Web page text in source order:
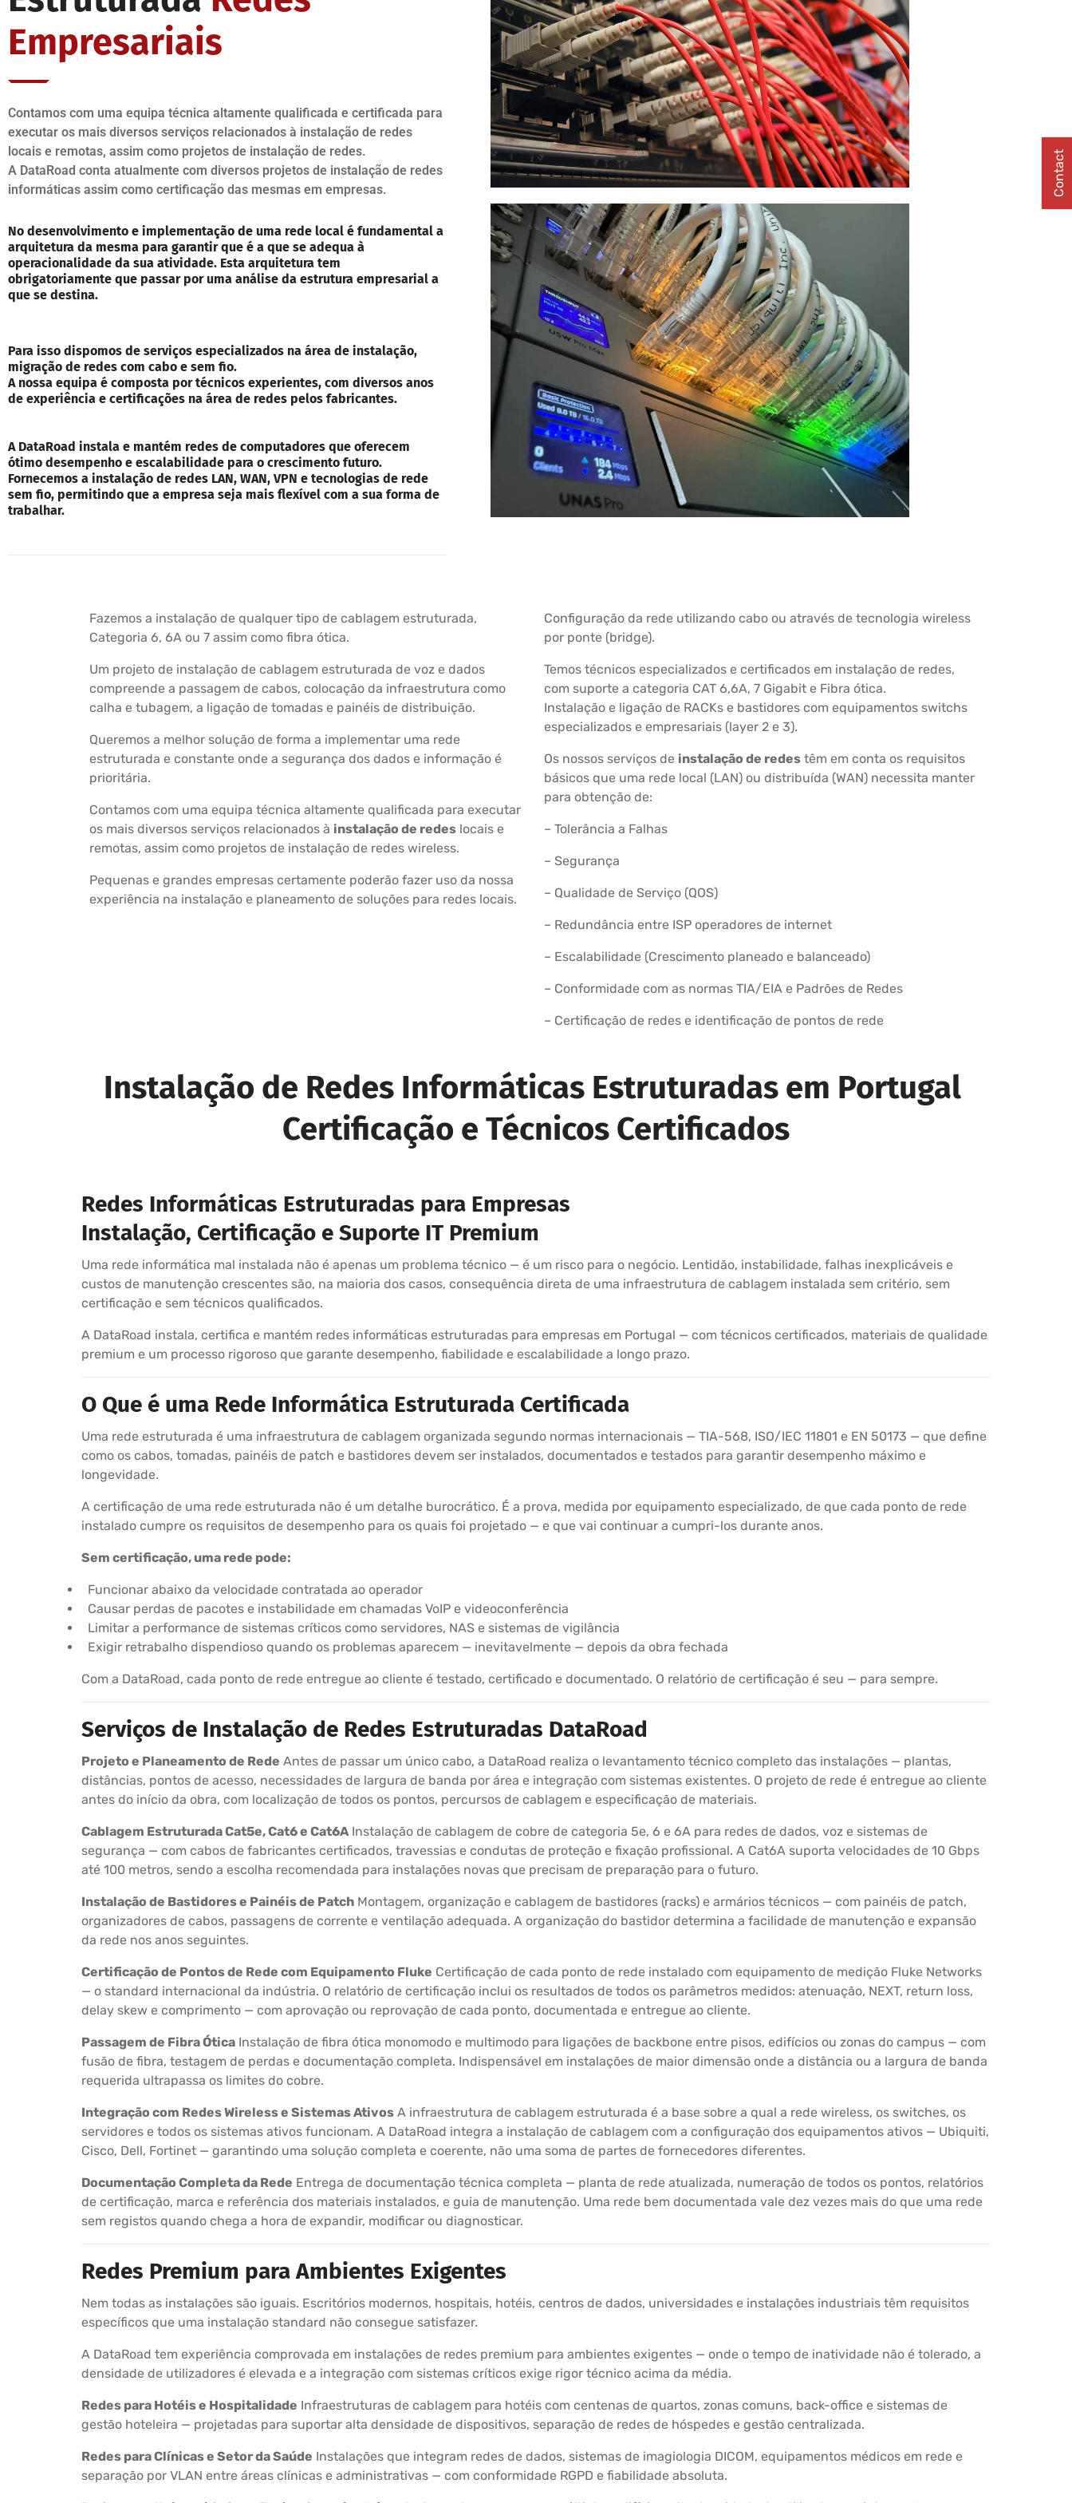
Empresariais
Contamos com uma equipa técnica altamente qualificada e certificada para
executar os mais diversos serviços relacionados à instalação de redes
locais e remotas, assim como projetos de instalação de redes.
A DataRoad conta atualmente com diversos projetos de instalação de redes
informáticas assim como certificação das mesmas em empresas.
No desenvolvimento e implementação de uma rede local é fundamental a
arquitetura da mesma para garantir que é a que se adequa à
operacionalidade da sua atividade. Esta arquitetura tem
obrigatoriamente que passar por uma análise da estrutura empresarial a
que se destina.
Para isso dispomos de serviços especializados na área de instalação,
migração de redes com cabo e sem fio.
A nossa equipa é composta por técnicos experientes, com diversos anos
de experiência e certificações na área de redes pelos fabricantes.
A DataRoad instala e mantém redes de computadores que oferecem
ótimo desempenho e escalabilidade para o crescimento futuro.
Fornecemos a instalação de redes LAN, WAN, VPN e tecnologias de rede
sem fio, permitindo que a empresa seja mais flexível com a sua forma de
trabalhar.
Fazemos a instalação de qualquer tipo de cablagem estruturada,
Categoria 6, 6A ou 7 assim como fibra ótica.
Um projeto de instalação de cablagem estruturada de voz e dados
compreende a passagem de cabos, colocação da infraestrutura como
calha e tubagem, a ligação de tomadas e painéis de distribuição.
Queremos a melhor solução de forma a implementar uma rede
estruturada e constante onde a segurança dos dados e informação é
prioritária.
Contamos com uma equipa técnica altamente qualificada para executar
os mais diversos serviços relacionados à instalação de redes locais e
remotas, assim como projetos de instalação de redes wireless.
Pequenas e grandes empresas certamente poderão fazer uso da nossa
experiência na instalação e planeamento de soluções para redes locais.
Configuração da rede utilizando cabo ou através de tecnologia wireless
por ponte (bridge).
Temos técnicos especializados e certificados em instalação de redes,
com suporte a categoria CAT 6,6A, 7 Gigabit e Fibra ótica.
Instalação e ligação de RACKs e bastidores com equipamentos switchs
especializados e empresariais (layer 2 e 3).
Os nossos serviços de instalação de redes têm em conta os requisitos
básicos que uma rede local (LAN) ou distribuída (WAN) necessita manter
para obtenção de:
– Tolerância a Falhas
– Segurança
– Qualidade de Serviço (QOS)
– Redundância entre ISP operadores de internet
– Escalabilidade (Crescimento planeado e balanceado)
– Conformidade com as normas TIA/EIA e Padrões de Redes
– Certificação de redes e identificação de pontos de rede
Instalação de Redes Informáticas Estruturadas em Portugal
Certificação e Técnicos Certificados
Redes Informáticas Estruturadas para Empresas
Instalação, Certificação e Suporte IT Premium
Uma rede informática mal instalada não é apenas um problema técnico — é um risco para o negócio. Lentidão, instabilidade, falhas inexplicáveis e
custos de manutenção crescentes são, na maioria dos casos, consequência direta de uma infraestrutura de cablagem instalada sem critério, sem
certificação e sem técnicos qualificados.
A DataRoad instala, certifica e mantém redes informáticas estruturadas para empresas em Portugal — com técnicos certificados, materiais de qualidade
premium e um processo rigoroso que garante desempenho, fiabilidade e escalabilidade a longo prazo.
O Que é uma Rede Informática Estruturada Certificada
Uma rede estruturada é uma infraestrutura de cablagem organizada segundo normas internacionais — TIA-568, ISO/IEC 11801 e EN 50173 — que define
como os cabos, tomadas, painéis de patch e bastidores devem ser instalados, documentados e testados para garantir desempenho máximo e
longevidade.
A certificação de uma rede estruturada não é um detalhe burocrático. É a prova, medida por equipamento especializado, de que cada ponto de rede
instalado cumpre os requisitos de desempenho para os quais foi projetado — e que vai continuar a cumpri-los durante anos.
Sem certificação, uma rede pode:
Funcionar abaixo da velocidade contratada ao operador
Causar perdas de pacotes e instabilidade em chamadas VoIP e videoconferência
Limitar a performance de sistemas críticos como servidores, NAS e sistemas de vigilância
Exigir retrabalho dispendioso quando os problemas aparecem — inevitavelmente — depois da obra fechada
Com a DataRoad, cada ponto de rede entregue ao cliente é testado, certificado e documentado. O relatório de certificação é seu — para sempre.
Serviços de Instalação de Redes Estruturadas DataRoad
Projeto e Planeamento de Rede Antes de passar um único cabo, a DataRoad realiza o levantamento técnico completo das instalações — plantas,
distâncias, pontos de acesso, necessidades de largura de banda por área e integração com sistemas existentes. O projeto de rede é entregue ao cliente
antes do início da obra, com localização de todos os pontos, percursos de cablagem e especificação de materiais.
Cablagem Estruturada Cat5e, Cat6 e Cat6A Instalação de cablagem de cobre de categoria 5e, 6 e 6A para redes de dados, voz e sistemas de
segurança — com cabos de fabricantes certificados, travessias e condutas de proteção e fixação profissional. A Cat6A suporta velocidades de 10 Gbps
até 100 metros, sendo a escolha recomendada para instalações novas que precisam de preparação para o futuro.
Instalação de Bastidores e Painéis de Patch Montagem, organização e cablagem de bastidores (racks) e armários técnicos — com painéis de patch,
organizadores de cabos, passagens de corrente e ventilação adequada. A organização do bastidor determina a facilidade de manutenção e expansão
da rede nos anos seguintes.
Certificação de Pontos de Rede com Equipamento Fluke Certificação de cada ponto de rede instalado com equipamento de medição Fluke Networks
— o standard internacional da indústria. O relatório de certificação inclui os resultados de todos os parâmetros medidos: atenuação, NEXT, return loss,
delay skew e comprimento — com aprovação ou reprovação de cada ponto, documentada e entregue ao cliente.
Passagem de Fibra Ótica Instalação de fibra ótica monomodo e multimodo para ligações de backbone entre pisos, edifícios ou zonas do campus — com
fusão de fibra, testagem de perdas e documentação completa. Indispensável em instalações de maior dimensão onde a distância ou a largura de banda
requerida ultrapassa os limites do cobre.
Integração com Redes Wireless e Sistemas Ativos A infraestrutura de cablagem estruturada é a base sobre a qual a rede wireless, os switches, os
servidores e todos os sistemas ativos funcionam. A DataRoad integra a instalação de cablagem com a configuração dos equipamentos ativos — Ubiquiti,
Cisco, Dell, Fortinet — garantindo uma solução completa e coerente, não uma soma de partes de fornecedores diferentes.
Documentação Completa da Rede Entrega de documentação técnica completa — planta de rede atualizada, numeração de todos os pontos, relatórios
de certificação, marca e referência dos materiais instalados, e guia de manutenção. Uma rede bem documentada vale dez vezes mais do que uma rede
sem registos quando chega a hora de expandir, modificar ou diagnosticar.
Redes Premium para Ambientes Exigentes
Nem todas as instalações são iguais. Escritórios modernos, hospitais, hotéis, centros de dados, universidades e instalações industriais têm requisitos
específicos que uma instalação standard não consegue satisfazer.
A DataRoad tem experiência comprovada em instalações de redes premium para ambientes exigentes — onde o tempo de inatividade não é tolerado, a
densidade de utilizadores é elevada e a integração com sistemas críticos exige rigor técnico acima da média.
Redes para Hotéis e Hospitalidade Infraestruturas de cablagem para hotéis com centenas de quartos, zonas comuns, back-office e sistemas de
gestão hoteleira — projetadas para suportar alta densidade de dispositivos, separação de redes de hóspedes e gestão centralizada.
Redes para Clínicas e Setor da Saúde Instalações que integram redes de dados, sistemas de imagiologia DICOM, equipamentos médicos em rede e
separação por VLAN entre áreas clínicas e administrativas — com conformidade RGPD e fiabilidade absoluta.
Contact